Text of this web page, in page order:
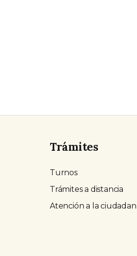
Trámites
Turnos
Trámites a distancia
Atención a la